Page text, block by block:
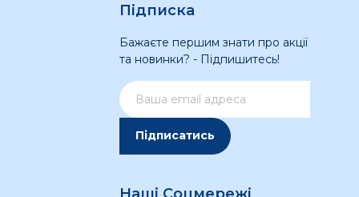
Підписка
Бажаєте першим знати про акції
та новинки? - Підпишитесь!
Підписатись